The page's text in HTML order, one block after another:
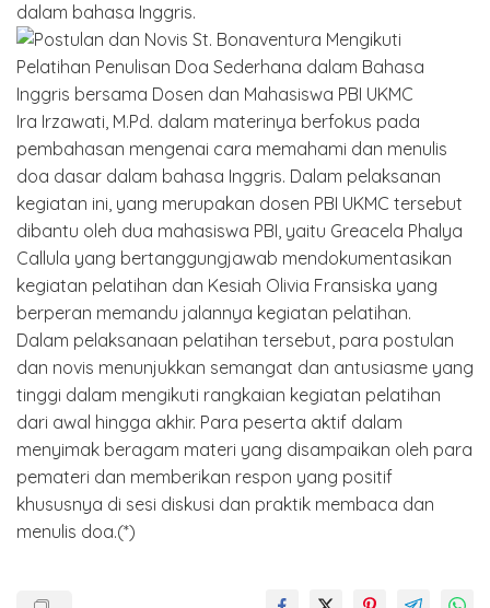
dalam bahasa Inggris.
Ira Irzawati, M.Pd. dalam materinya berfokus pada
pembahasan mengenai cara memahami dan menulis
doa dasar dalam bahasa Inggris. Dalam pelaksanan
kegiatan ini, yang merupakan dosen PBI UKMC tersebut
dibantu oleh dua mahasiswa PBI, yaitu Greacela Phalya
Callula yang bertanggungjawab mendokumentasikan
kegiatan pelatihan dan Kesiah Olivia Fransiska yang
berperan memandu jalannya kegiatan pelatihan.
Dalam pelaksanaan pelatihan tersebut, para postulan
dan novis menunjukkan semangat dan antusiasme yang
tinggi dalam mengikuti rangkaian kegiatan pelatihan
dari awal hingga akhir. Para peserta aktif dalam
menyimak beragam materi yang disampaikan oleh para
pemateri dan memberikan respon yang positif
khususnya di sesi diskusi dan praktik membaca dan
menulis doa.(*)